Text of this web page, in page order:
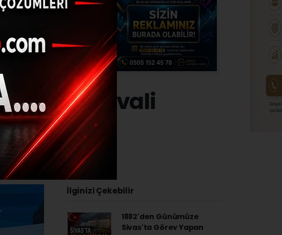
Festivali
Güncelleme: 30.07.2024 - 21:24
İlginizi Çekebilir
1882'den Günümüze
Sivas'ta Görev Yapan